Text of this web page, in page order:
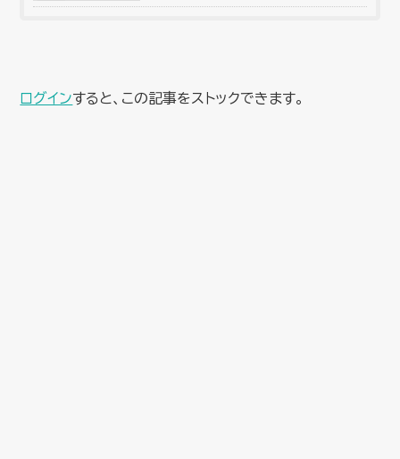
ログインすると、この記事をストックできます。